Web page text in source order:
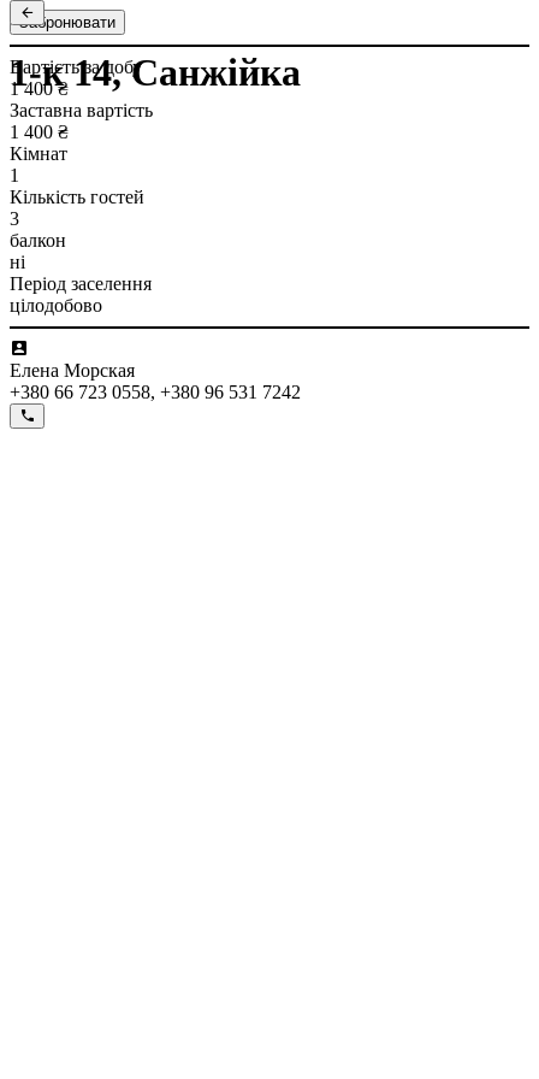
1-к 14, Санжійка
Забронювати
Вартість за добу
1 400 ₴
Заставна вартість
1 400 ₴
Кімнат
1
Кількість гостей
3
балкон
ні
Період заселення
цілодобово
Елена Морская
+380 66 723 0558, +380 96 531 7242